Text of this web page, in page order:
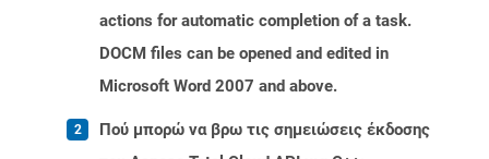
actions for automatic completion of a task.
DOCM files can be opened and edited in
Microsoft Word 2007 and above.
Πού μπορώ να βρω τις σημειώσεις έκδοσης